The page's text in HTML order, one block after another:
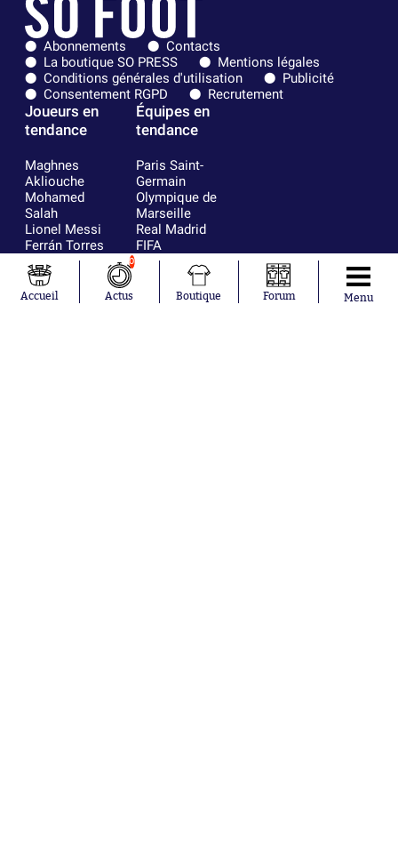
Abonnements
Contacts
La boutique SO PRESS
Mentions légales
Conditions générales d'utilisation
Publicité
Consentement RGPD
Recrutement
Joueurs en
tendance
Maghnes
Akliouche
Mohamed
Salah
Lionel Messi
Ferrán Torres
Kilian Corredor
Franco
Mastantuono
Équipes en
tendance
Paris Saint-
Germain
Olympique de
Marseille
Real Madrid
FIFA
Olympique
AS Monaco
Accueil
0
Actus Boutique Forum Menu